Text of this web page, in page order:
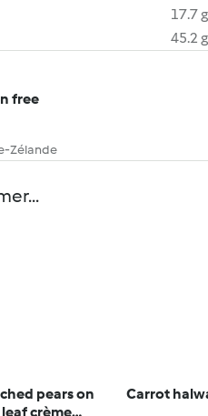
17.7 g
45.2 g
free
Zélande
pears on
crème
Carrot